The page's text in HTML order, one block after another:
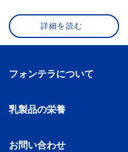
詳細を読む
フォンテラについて
乳製品の栄養
お問い合わせ